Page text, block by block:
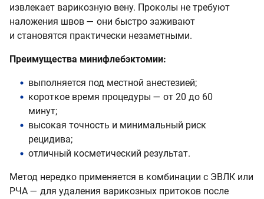
извлекает варикозную вену. Проколы не требуют
наложения швов — они быстро заживают
и становятся практически незаметными.
Преимущества минифлебэктомии:
выполняется под местной анестезией;
короткое время процедуры — от 20 до 60
минут;
высокая точность и минимальный риск
рецидива;
отличный косметический результат.
Метод нередко применяется в комбинации с ЭВЛК или
РЧА — для удаления варикозных притоков после